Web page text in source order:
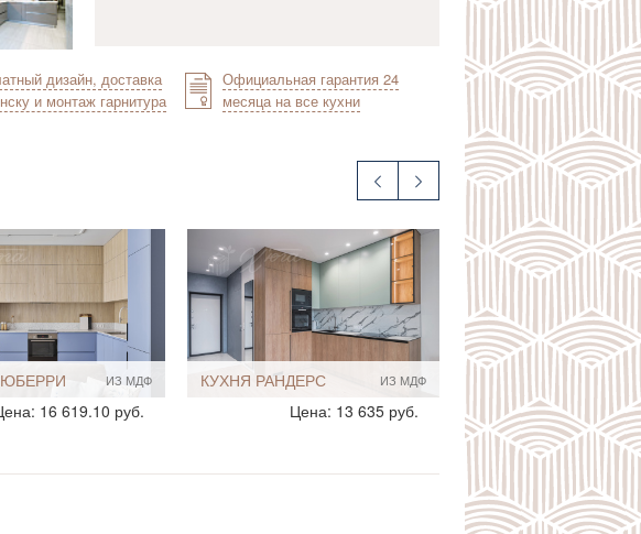
дизайн, доставка
и монтаж гарнитура
Официальная гарантия 24
месяца на все кухни
ШПОН ИЗ ЛДСП
КУХНЯ КАССИНО
Современный
Цена: 17 792 руб.